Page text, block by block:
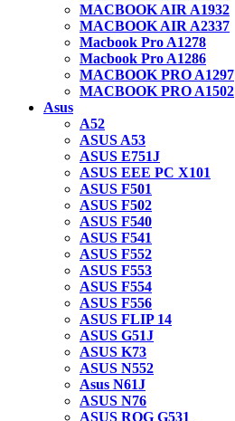
MACBOOK AIR A1932
MACBOOK AIR A2337
Macbook Pro A1278
Macbook Pro A1286
MACBOOK PRO A1297
MACBOOK PRO A1502
Asus
A52
ASUS A53
ASUS E751J
ASUS EEE PC X101
ASUS F501
ASUS F502
ASUS F540
ASUS F541
ASUS F552
ASUS F553
ASUS F554
ASUS F556
ASUS FLIP 14
ASUS G51J
ASUS K73
ASUS N552
Asus N61J
ASUS N76
ASUS ROG G531